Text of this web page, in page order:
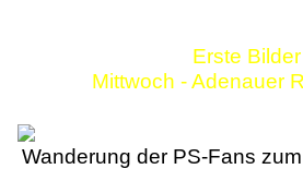
Erste Bilder
Mittwoch - Adenauer
Wanderung der PS-Fans